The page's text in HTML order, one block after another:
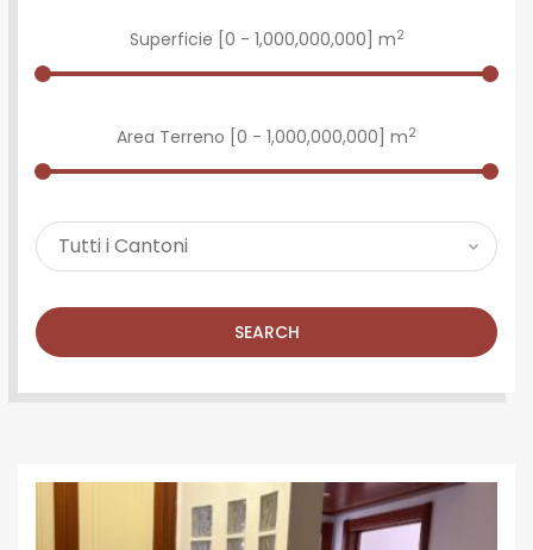
Superficie [ 0 - 1,000,000,000 ] m2
Area Terreno [ 0 - 1,000,000,000 ] m2
SEARCH